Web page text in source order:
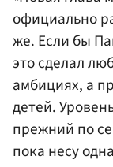
официально
же. Если бы
это сделал
амбициях, а
детей.
прежний по
пока несу